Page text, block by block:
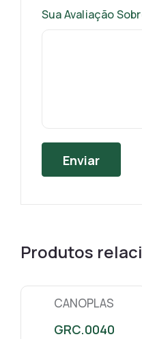
Sua Avaliação
Produtos
CANOPLAS
GRC.0040